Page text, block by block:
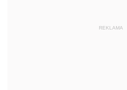
REKLAMA